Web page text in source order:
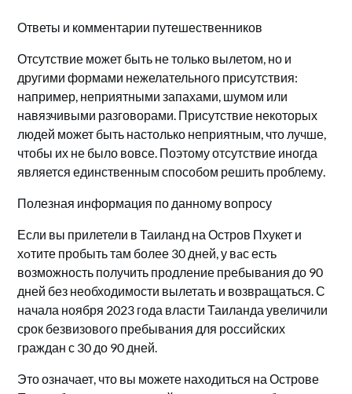
Ответы и комментарии путешественников
Отсутствие может быть не только вылетом, но и
другими формами нежелательного присутствия:
например, неприятными запахами, шумом или
навязчивыми разговорами. Присутствие некоторых
людей может быть настолько неприятным, что лучше,
чтобы их не было вовсе. Поэтому отсутствие иногда
является единственным способом решить проблему.
Полезная информация по данному вопросу
Если вы прилетели в Таиланд на Остров Пхукет и
хoтите пробыть там более 30 дней, у вaс есть
возможность получить продление пребывания до 90
дней без необходимости вылетать и возвращаться. С
начала ноября 2023 года власти Таиланда увеличили
срок безвизового пребывания для российских
граждан с 30 до 90 дней.​
Это означает, что вы можете находиться на Острове